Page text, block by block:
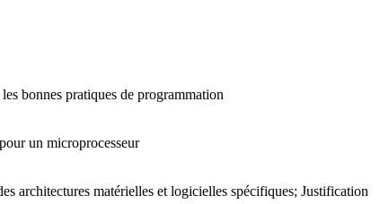
bonnes pratiques de programmation
un microprocesseur
architectures matérielles et logicielles spécifiques; Justification